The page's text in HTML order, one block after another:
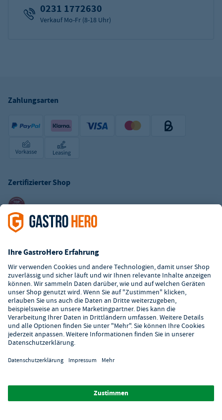
0231 1772630
Verkauf Mo-Fr (8-18 Uhr)
Zahlungsarten
Zertifizierter Shop
Digitaler Showroom
Kundenservice
Kontaktformular
Hilfe